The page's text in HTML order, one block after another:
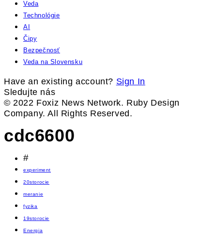
Veda
Technológie
AI
Čipy
Bezpečnosť
Veda na Slovensku
Have an existing account? Sign In
Sledujte nás
© 2022 Foxiz News Network. Ruby Design
Company. All Rights Reserved.
cdc6600
#
experiment
20storocie
meranie
fyzika
19storocie
Energia